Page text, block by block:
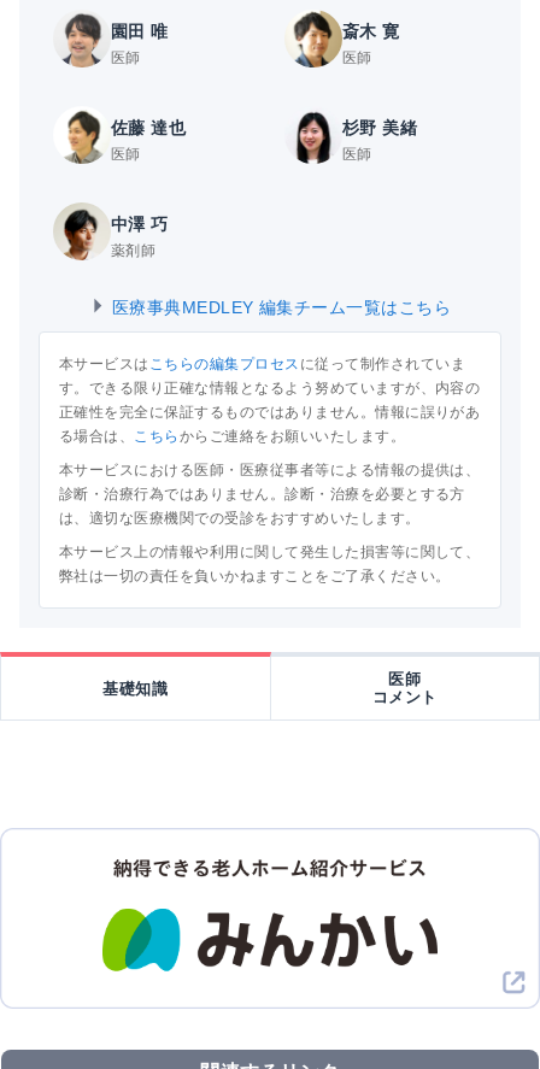
園田 唯
医師
斎木 寛
医師
佐藤 達也
医師
杉野 美緒
医師
中澤 巧
薬剤師
医療事典MEDLEY 編集チーム一覧はこちら
本サービスは こちらの編集プロセス に従って制作されていま
す。できる限り正確な情報となるよう努めていますが、内容の
正確性を完全に保証するものではありません。情報に誤りがあ
る場合は、 こちら からご連絡をお願いいたします。
本サービスにおける医師・医療従事者等による情報の提供は、
診断・治療行為ではありません。診断・治療を必要とする方
は、適切な医療機関での受診をおすすめいたします。
本サービス上の情報や利用に関して発生した損害等に関して、
弊社は一切の責任を負いかねますことをご了承ください。
基礎知識
医師
コメント